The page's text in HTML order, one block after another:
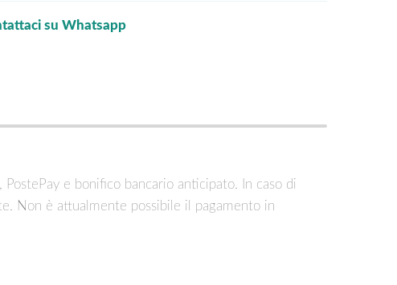
su Whatsapp
e bonifico bancario anticipato. In caso di
Non è attualmente possibile il pagamento in